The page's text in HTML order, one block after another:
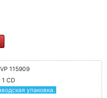
115909
1 CD
упаковка.